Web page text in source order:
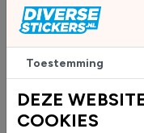
Eigen productie
Zakelijk betaling op
Levensduur 5 jaar
Uv-bestendig &
High-tack folie met
Toestemming
DEZE
COOKIES